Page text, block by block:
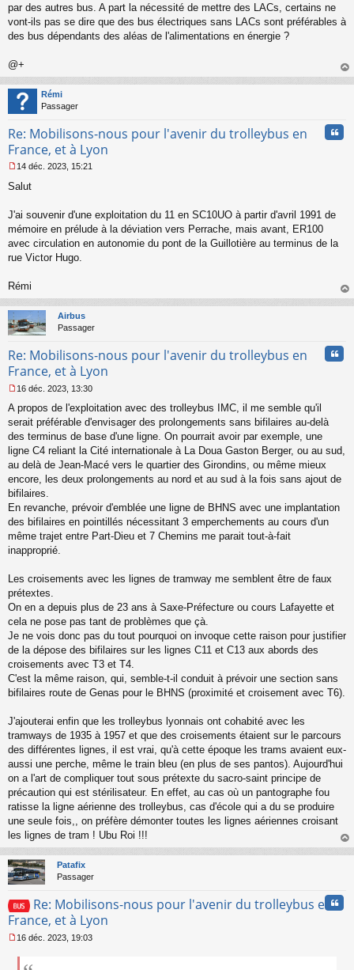
par des autres bus. A part la nécessité de mettre des LACs, certains ne
vont-ils pas se dire que des bus électriques sans LACs sont préférables à
des bus dépendants des aléas de l'alimentations en énergie ?
@+
au
Rémi
Passager
Re: Mobilisons-nous pour l'avenir du trolleybus en
France, et à Lyon
e
s
a
g
e
n
n
u
14 déc. 2023, 15:21
Salut
J'ai souvenir d'une exploitation du 11 en SC10UO à partir d'avril 1991 de
mémoire en prélude à la déviation vers Perrache, mais avant, ER100
avec circulation en autonomie du pont de la Guillotière au terminus de la
rue Victor Hugo.
Rémi
au
Airbus
Passager
Re: Mobilisons-nous pour l'avenir du trolleybus en
France, et à Lyon
e
s
s
g
e
n
o
n
u
16 déc. 2023, 13:30
A propos de l'exploitation avec des trolleybus IMC, il me semble qu'il
serait préférable d'envisager des prolongements sans bifilaires au-delà
des terminus de base d'une ligne. On pourrait avoir par exemple, une
ligne C4 reliant la Cité internationale à La Doua Gaston Berger, ou au sud,
au delà de Jean-Macé vers le quartier des Girondins, ou même mieux
encore, les deux prolongements au nord et au sud à la fois sans ajout de
bifilaires.
En revanche, prévoir d'emblée une ligne de BHNS avec une implantation
des bifilaires en pointillés nécessitant 3 emperchements au cours d'un
même trajet entre Part-Dieu et 7 Chemins me parait tout-à-fait
inapproprié.
Les croisements avec les lignes de tramway me semblent être de faux
prétextes.
On en a depuis plus de 23 ans à Saxe-Préfecture ou cours Lafayette et
cela ne pose pas tant de problèmes que çà.
Je ne vois donc pas du tout pourquoi on invoque cette raison pour justifier
de la dépose des bifilaires sur les lignes C11 et C13 aux abords des
croisements avec T3 et T4.
C'est la même raison, qui, semble-t-il conduit à prévoir une section sans
bifilaires route de Genas pour le BHNS (proximité et croisement avec T6).
J'ajouterai enfin que les trolleybus lyonnais ont cohabité avec les
tramways de 1935 à 1957 et que des croisements étaient sur le parcours
des différentes lignes, il est vrai, qu'à cette époque les trams avaient eux-
aussi une perche, même le train bleu (en plus de ses pantos). Aujourd'hui
on a l'art de compliquer tout sous prétexte du sacro-saint principe de
précaution qui est stérilisateur. En effet, au cas où un pantographe fou
ratisse la ligne aérienne des trolleybus, cas d'école qui a du se produire
une seule fois,, on préfère démonter toutes les lignes aériennes croisant
les lignes de tram ! Ubu Roi !!!
au
Patafix
Passager
Re: Mobilisons-nous pour l'avenir du trolleybus en
France, et à Lyon
e
16 déc. 2023, 19:03